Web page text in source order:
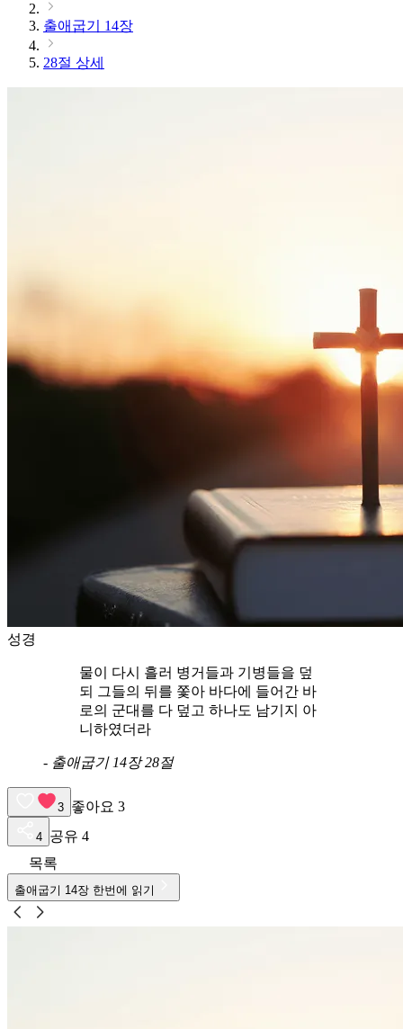
출애굽기 14장
28절 상세
성경
물이 다시 흘러 병거들과 기병들을 덮
되 그들의 뒤를 쫓아 바다에 들어간 바
로의 군대를 다 덮고 하나도 남기지 아
니하였더라
- 출애굽기 14장 28절
3 좋아요 3
4 공유 4
목록
출애굽기 14장 한번에 읽기